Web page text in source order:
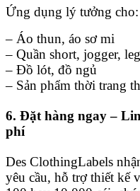
Ứng dụng lý tưởng cho:
– Áo thun, áo sơ mi
– Quần short, jogger,
– Đồ lót, đồ ngủ
– Sản phẩm thời trang
6. Đặt hàng ngay –
phí
Des ClothingLabels
yêu cầu, hỗ trợ thiết kế